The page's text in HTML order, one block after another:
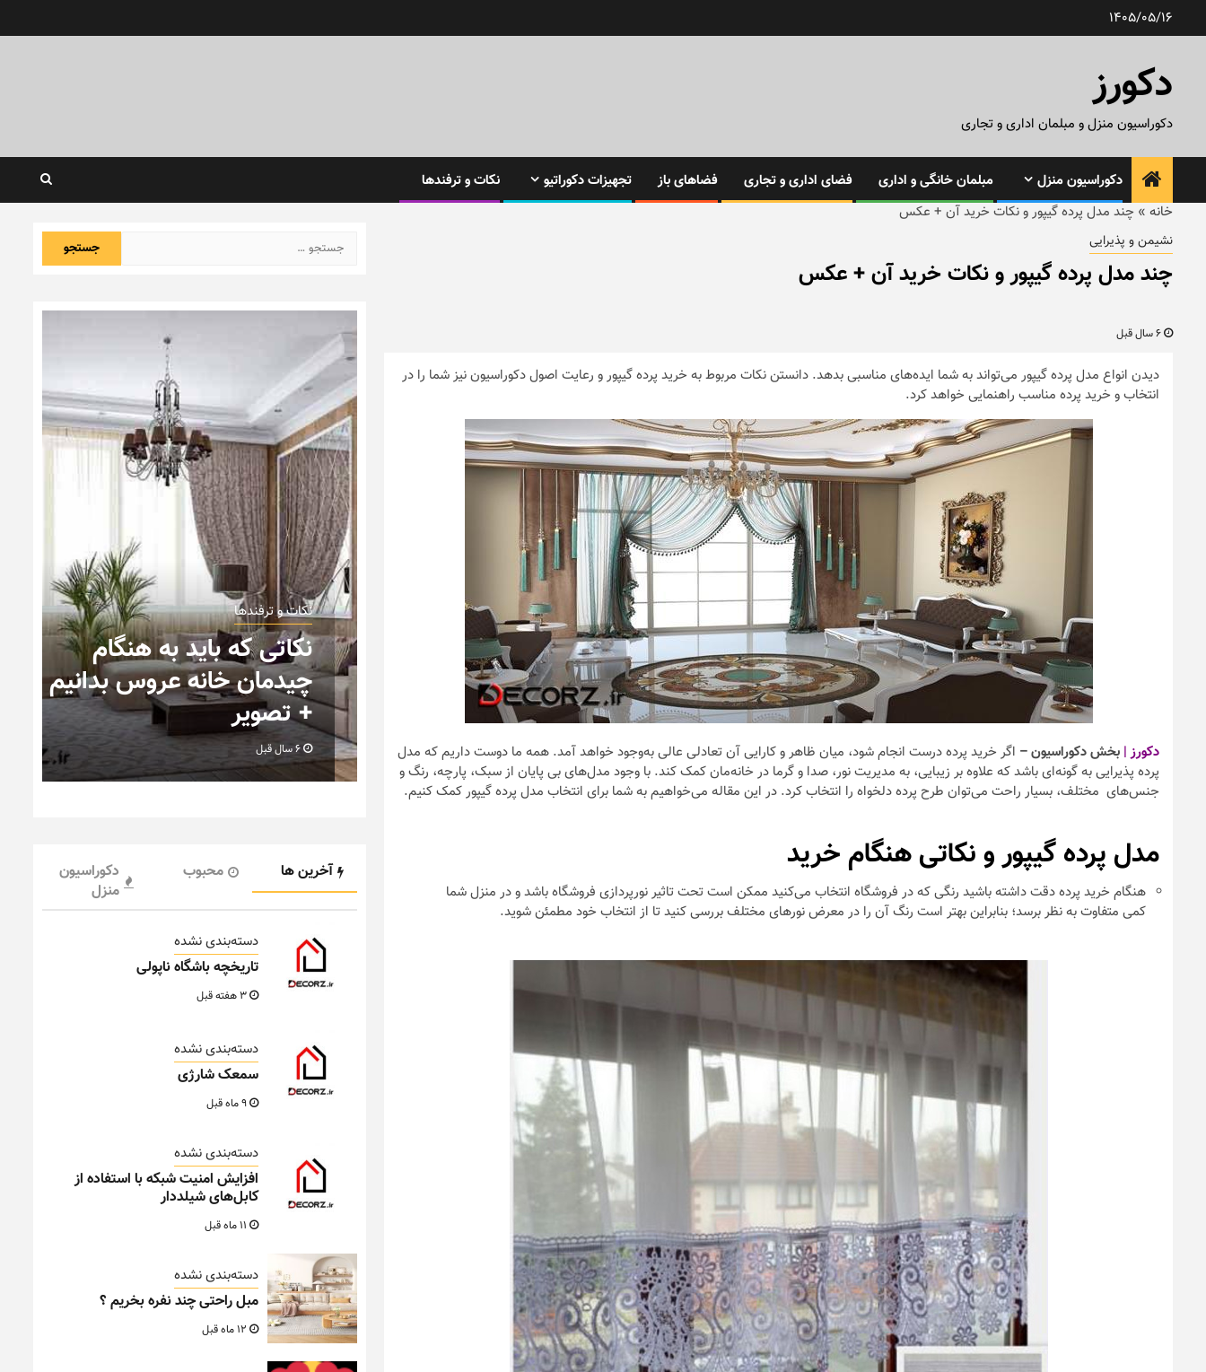
1405/05/16
دکورز
دکوراسیون منزل و مبلمان اداری و تجاری
دکوراسیون منزل مبلمان خانگی و اداری فضای اداری و تجاری فضاهای باز تجهیزات دکوراتیو
نکات و ترفندها
خانه » چند مدل پرده گیپور و نکات خرید آن + عکس
نشیمن و پذیرایی
چند مدل پرده گیپور و نکات خرید آن + عکس
دیدن انواع مدل پرده گیپور می‌تواند به شما ایده‌های مناسبی بدهد. دانستن نکات مربوط به خرید پرده گیپور و رعایت اصول دکوراسیون نیز شما را در
انتخاب و خرید پرده مناسب راهنمایی خواهد کرد.
دکورز | بخش دکوراسیون – اگر خرید پرده درست انجام شود، میان ظاهر و کارایی آن تعادلی عالی به‌وجود خواهد آمد. همه‌ ما دوست داریم که مدل
پرده پذیرایی به گونه‌ای باشد که علاوه بر زیبایی، به مدیریت نور، صدا و گرما در خانه‌مان کمک کند. با وجود مدل‌های بی پایان از سبک، پارچه، رنگ و
جنس‌های مختلف، بسیار راحت می‌توان طرح پرده دلخواه را انتخاب کرد. در این مقاله می‌خواهیم به شما برای انتخاب مدل پرده گیپور کمک کنیم.
مدل پرده گیپور و نکاتی هنگام خرید
هنگام خرید پرده دقت داشته باشید رنگی که در فروشگاه انتخاب می‌کنید ممکن است تحت تاثیر نورپردازی فروشگاه باشد و در منزل شما
کمی متفاوت به نظر برسد؛ بنابراین بهتر است رنگ آن را در معرض نور‌های مختلف بررسی کنید تا از انتخاب خود مطمئن شوید.
جستجو
برای:
مدرن در خانه
نکات و ترفندها
دکوراسیون داخلی و
چیدمان خانه (جدیدترین
ایده‌ها و عکس‌ها)
6 سال قبل
نکات و ترفندها
چه رنگی برای اتاق کار
انتخاب کنیم؟
نکات و ترفندها
نکاتی که باید به هنگام
چیدمان خانه عروس بدانیم
+ تصویر
آخرین ها محبوب
دکوراسیون
منزل
دسته‌بندی نشده
تاریخچه باشگاه ناپولی
دسته‌بندی نشده
سمعک شارژی
دسته‌بندی نشده
افزایش امنیت شبکه با استفاده از
کابل‌های شیلددار
دسته‌بندی نشده
مبل راحتی چند نفره بخریم ؟